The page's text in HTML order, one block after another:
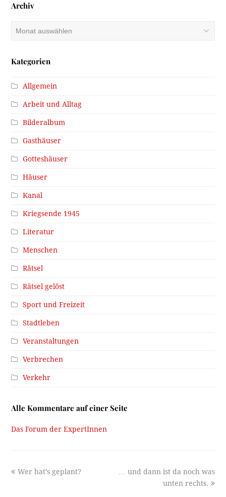
Archiv
Archiv
Kategorien
Allgemein
Arbeit und Alltag
Bilderalbum
Gasthäuser
Gotteshäuser
Häuser
Kanal
Kriegsende 1945
Literatur
Menschen
Rätsel
Rätsel gelöst
Sport und Freizeit
Stadtleben
Veranstaltungen
Verbrechen
Verkehr
Alle Kommentare auf einer Seite
Das Forum der ExpertInnen
previous
Wer hat’s geplant?
next
… und dann ist da noch was
unten rechts.